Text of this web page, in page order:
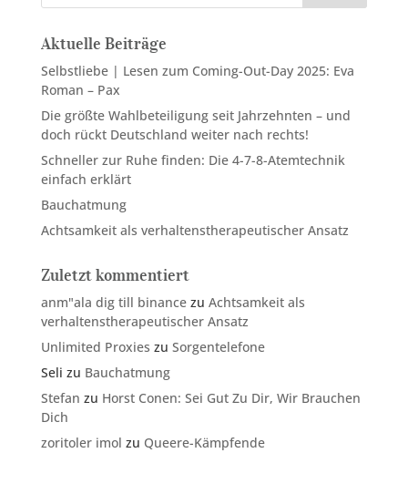
Aktuelle Beiträge
Selbstliebe | Lesen zum Coming-Out-Day 2025: Eva
Roman – Pax
Die größte Wahlbeteiligung seit Jahrzehnten – und
doch rückt Deutschland weiter nach rechts!
Schneller zur Ruhe finden: Die 4-7-8-Atemtechnik
einfach erklärt
Bauchatmung
Achtsamkeit als verhaltenstherapeutischer Ansatz
Zuletzt kommentiert
anm"ala dig till binancezu Achtsamkeit als
verhaltenstherapeutischer Ansatz
Unlimited Proxies zu Sorgentelefone
Seli zu Bauchatmung
Stefan zu Horst Conen: Sei Gut Zu Dir, Wir Brauchen
Dich
zoritoler imol zu Queere-Kämpfende